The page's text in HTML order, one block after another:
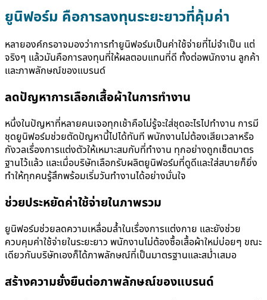
ยูนิฟอร์ม คือการลงทุนระยะยาวที่คุ้มค่า
หลายองค์กรอาจมองว่าการทำยูนิฟอร์มเป็นค่าใช้จ่ายที่ไม่จำเป็น แต่
จริงๆ แล้วมันคือการลงทุนที่ให้ผลตอบแทนที่ดี ทั้งต่อพนักงาน ลูกค้า
และภาพลักษณ์ของแบรนด์
ลดปัญหาการเลือกเสื้อผ้าในการทำงาน
หนึ่งในปัญหาที่หลายคนเจอทุกเช้าคือไม่รู้จะใส่ชุดอะไรไปทำงาน การมี
ชุดยูนิฟอร์มช่วยตัดปัญหานี้ไปได้ทันที พนักงานไม่ต้องเสียเวลาหรือ
กังวลเรื่องการแต่งตัวให้เหมาะสมกับที่ทำงาน ทุกอย่างถูกเซ็ตมาตร
ฐานไว้แล้ว และเมื่อบริษัทเลือกรับผลิตยูนิฟอร์มที่ดูดีและใส่สบายก็ยิ่ง
ทำให้ทุกคนรู้สึกพร้อมเริ่มวันทำงานได้อย่างมั่นใจ
ช่วยประหยัดค่าใช้จ่ายในภาพรวม
ยูนิฟอร์มช่วยลดความเหลื่อมล้ำในเรื่องการแต่งกาย และยังช่วย
ควบคุมค่าใช้จ่ายในระยะยาว พนักงานไม่ต้องซื้อเสื้อผ้าใหม่บ่อยๆ ขณะ
เดียวกันบริษัทเองก็ได้ภาพลักษณ์ที่เป็นมาตรฐานและสม่ำเสมอ
สร้างความยั่งยืนต่อภาพลักษณ์ของแบรนด์